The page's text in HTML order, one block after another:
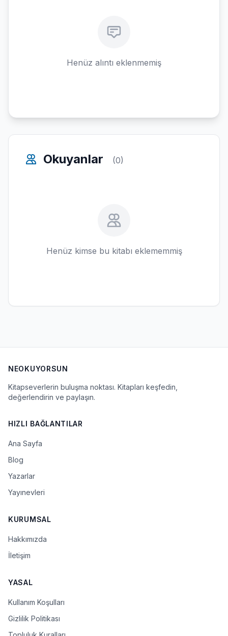
Henüz alıntı eklenmemiş
Okuyanlar (0)
Henüz kimse bu kitabı eklememmiş
NEOKUYORSUN
Kitapseverlerin buluşma noktası. Kitapları keşfedin,
değerlendirin ve paylaşın.
HIZLI BAĞLANTILAR
Ana Sayfa
Blog
Yazarlar
Yayınevleri
KURUMSAL
Hakkımızda
İletişim
YASAL
Kullanım Koşulları
Gizlilik Politikası